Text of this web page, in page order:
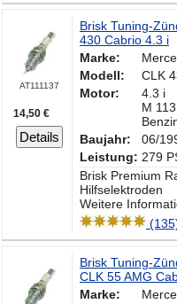
AT111137
14,50 €
Details
Brisk Tuning-
430 Cabrio 4.3 i
Marke:
Modell:
CLK
Motor:
4.3 i
M
Baujahr:
06/
Leistung: 279
Brisk Premium
Hilfselektroden
Weitere
Brisk Tuning-
CLK 55 AMG
Marke: